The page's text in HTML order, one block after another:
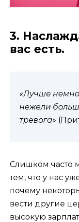
3.
вас есть.
«Лучше
нежели
тревога»
Слишком часто
тем, что у нас
почему
вести другие
высокую